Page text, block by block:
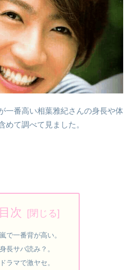
一番高い相葉雅紀さんの身長や体
めて調べて見ました。
目次
嵐で一番背が高い。
身長サバ読み？。
ドラマで激ヤセ。